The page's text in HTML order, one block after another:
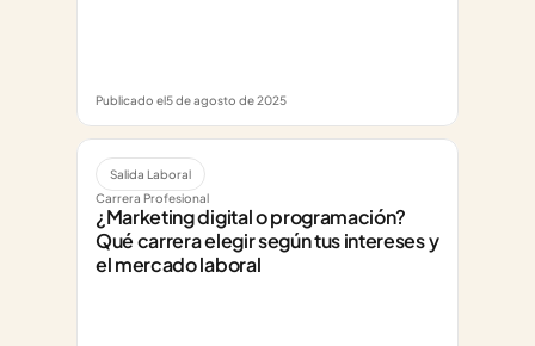
Publicado el5 de agosto de 2025
Salida Laboral
Carrera Profesional
¿Marketing digital o programación?
Qué carrera elegir según tus intereses y
el mercado laboral